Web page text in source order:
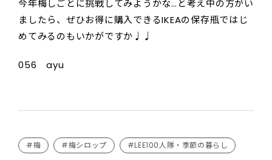
今年梅しごとに挑戦してみようかな…と考え中の方がい
ましたら、ぜひお得に購入できるIKEAの保存瓶ではじ
めてみるのもいかがですか♩♩
056 ayu
#梅 #梅シロップ #LEE100人隊・季節の暮らし